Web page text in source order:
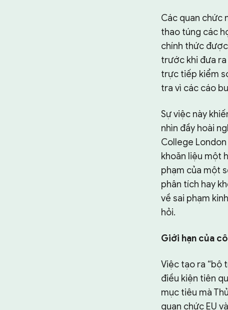
Các quan chức
thao túng các
chính thức
trước khi đưa ra
trực tiếp kiểm
tra vì các cáo
Sự việc này
nhìn đầy hoài
College
khoăn liệu một
phạm của một
phân tích hay
về sai phạm
hỏi.
Giới hạn của
Việc tạo ra “bộ
điều kiện tiên
mục tiêu mà
quan chức EU